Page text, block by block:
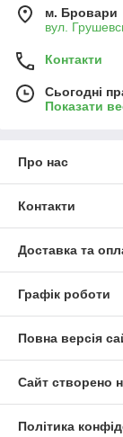
м. Бровари
вул.
Контакти
Сьогодні
Показати
Про нас
Контакти
Доставка та
Графік роботи
Повна версія
Сайт створено
Політика